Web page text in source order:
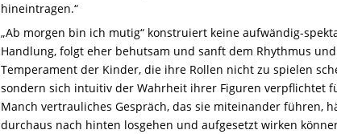
hineintragen.“
„Ab morgen bin ich mutig“ konstruiert keine aufwändig-
Handlung, folgt eher behutsam und sanft dem Rhythmus
Temperament der Kinder, die ihre Rollen nicht zu spielen
sondern sich intuitiv der Wahrheit ihrer Figuren verpflichtet
Manch vertrauliches Gespräch, das sie miteinander führen,
durchaus nach hinten losgehen und aufgesetzt wirken